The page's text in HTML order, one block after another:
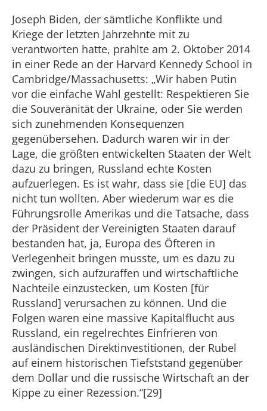
Joseph Biden, der sämtliche Konflikte und
Kriege der letzten Jahrzehnte mit zu
verantworten hatte, prahlte am 2. Oktober 2014
in einer Rede an der Harvard Kennedy School in
Cambridge/Massachusetts: „Wir haben Putin
vor die einfache Wahl gestellt: Respektieren Sie
die Souveränität der Ukraine, oder Sie werden
sich zunehmenden Konsequenzen
gegenübersehen. Dadurch waren wir in der
Lage, die größten entwickelten Staaten der Welt
dazu zu bringen, Russland echte Kosten
aufzuerlegen. Es ist wahr, dass sie [die EU] das
nicht tun wollten. Aber wiederum war es die
Führungsrolle Amerikas und die Tatsache, dass
der Präsident der Vereinigten Staaten darauf
bestanden hat, ja, Europa des Öfteren in
Verlegenheit bringen musste, um es dazu zu
zwingen, sich aufzuraffen und wirtschaftliche
Nachteile einzustecken, um Kosten [für
Russland] verursachen zu können. Und die
Folgen waren eine massive Kapitalflucht aus
Russland, ein regelrechtes Einfrieren von
ausländischen Direktinvestitionen, der Rubel
auf einem historischen Tiefststand gegenüber
dem Dollar und die russische Wirtschaft an der
Kippe zu einer Rezession.“[29]